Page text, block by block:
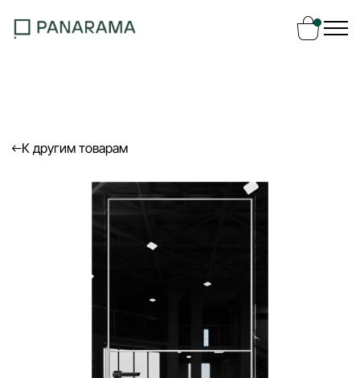
Ваш заказ
Перейти в каталог
К другим товарам